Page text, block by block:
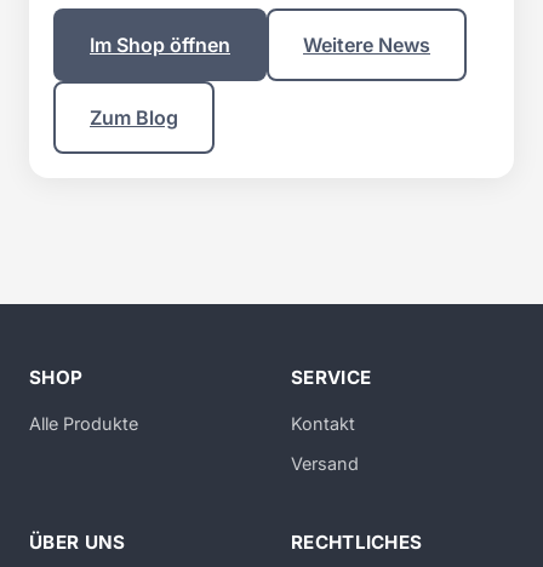
Im Shop öffnen Weitere News
Zum Blog
SHOP
Alle Produkte
SERVICE
Kontakt
Versand
ÜBER UNS RECHTLICHES